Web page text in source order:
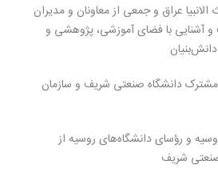
عراق و جمعی از معاونان و مدیران
آشنایی با فضای آموزشی، پژوهشی و
مشترک دانشگاه صنعتی شریف و سازمان
و رؤسای دانشگاه‌های روسیه از
شریف